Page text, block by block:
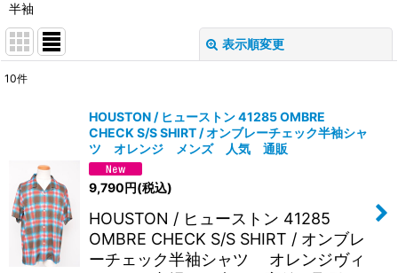
半袖
表示順変更
10件
HOUSTON / ヒューストン 41285 OMBRE
CHECK S/S SHIRT / オンブレーチェック半袖シャ
ツ オレンジ メンズ 人気 通販
9,790円(税込)
HOUSTON / ヒューストン 41285
OMBRE CHECK S/S SHIRT / オンブレ
ーチェック半袖シャツ オレンジヴィ